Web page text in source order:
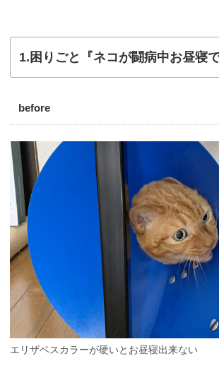
1.困りごと『ネコが闘病中お昼寝で
before
エリザベスカラーが硬いとお昼寝出来ない